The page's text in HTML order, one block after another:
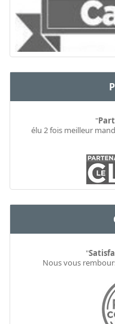
"
élu 2 fois meilleur
"
Nous vous